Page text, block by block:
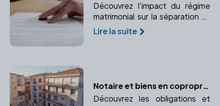
Découvrez l'impact du régime
matrimonial sur la séparation et
comment un notaire peut vous
accompagner dans cette
Lire la suite
Notaire et biens en copropriété : les spécificités
Découvrez les obligations et